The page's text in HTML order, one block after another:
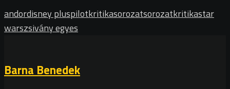
andordisney pluspilotkritikasorozatsorozatkritikastar
warszsivány egyes
Barna Benedek